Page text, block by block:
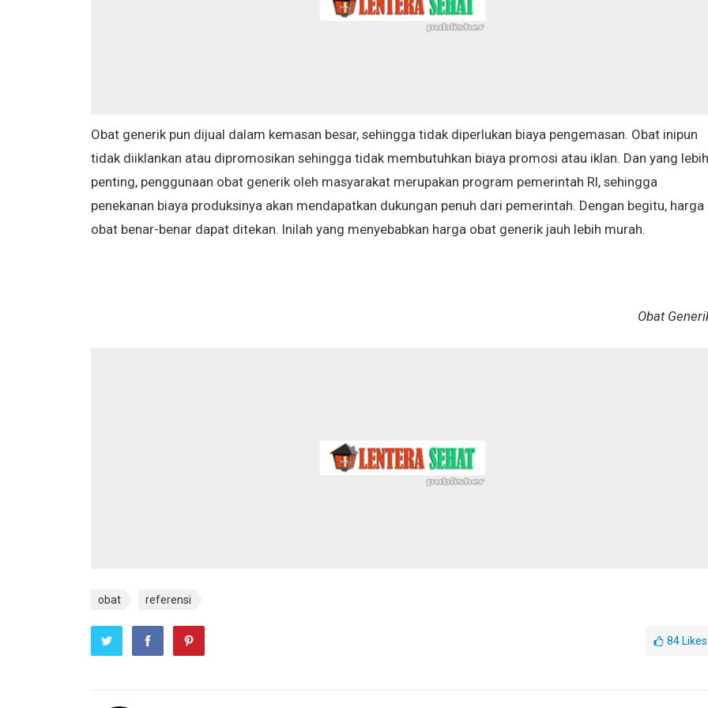
Obat generik pun dijual dalam kemasan besar, sehingga tidak diperlukan biaya pengemasan. Obat inipun
tidak diiklankan atau dipromosikan sehingga tidak membutuhkan biaya promosi atau iklan. Dan yang lebih
penting, penggunaan obat generik oleh masyarakat merupakan program pemerintah RI, sehingga
penekanan biaya produksinya akan mendapatkan dukungan penuh dari pemerintah. Dengan begitu, harga
obat benar-benar dapat ditekan. Inilah yang menyebabkan harga obat generik jauh lebih murah.
Obat
obat referensi
84Likes